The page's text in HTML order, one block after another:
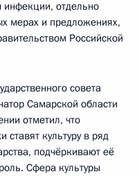
инфекции, отдельно
мерах и предложениях,
Российской
совета
Самарской области
отметил, что
культуру в ряд
подчёркивают её
Сфера культуры